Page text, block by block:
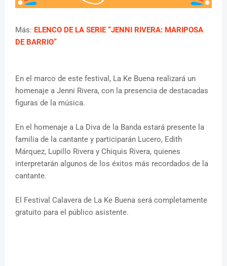
Más: ELENCO DE LA SERIE “JENNI RIVERA: MARIPOSA
DE BARRIO”
En el marco de este festival, La Ke Buena realizará un
homenaje a Jenni Rivera, con la presencia de destacadas
figuras de la música.
En el homenaje a La Diva de la Banda estará presente la
familia de la cantante y participarán Lucero, Edith
Márquez, Lupillo Rivera y Chiquis Rivera, quienes
interpretarán algunos de los éxitos más recordados de la
cantante.
El Festival Calavera de La Ke Buena será completamente
gratuito para el público asistente.